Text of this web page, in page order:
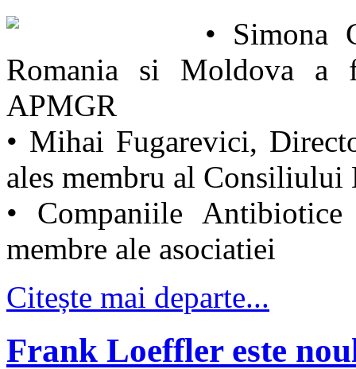
• Simona
Romania si Moldova a
APMGR
• Mihai Fugarevici,
ales membru al Consiliului
• Companiile
membre ale asociatiei
Citește mai departe...
Frank Loeffler este